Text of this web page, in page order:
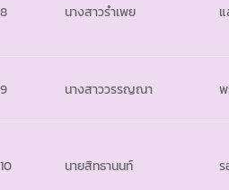
8 นางสาวรำเพย
9 นางสาววรรญณา พ
10 นายสิทธานนท์